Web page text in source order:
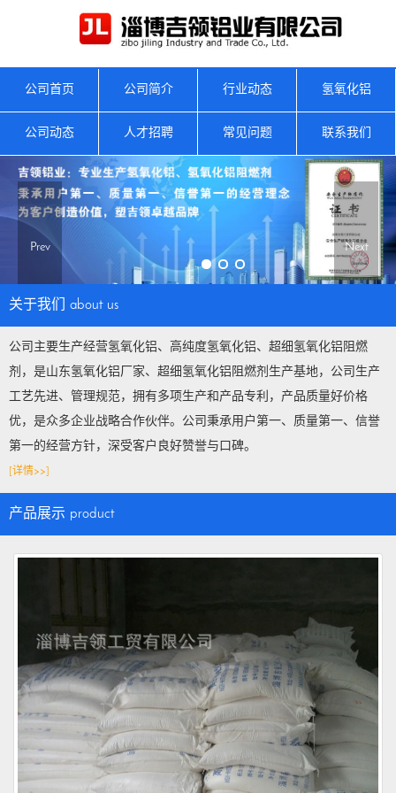
公司首页 公司简介 行业动态 氢氧化铝
公司动态 人才招聘 常见问题 联系我们
Next
Prev
关于我们 about us
公司主要生产经营氢氧化铝、高纯度氢氧化铝、超细氢氧化铝阻燃
剂，是山东氢氧化铝厂家、超细氢氧化铝阻燃剂生产基地，公司生产
工艺先进、管理规范，拥有多项生产和产品专利，产品质量好价格
优，是众多企业战略合作伙伴。公司秉承用户第一、质量第一、信誉
第一的经营方针，深受客户良好赞誉与口碑。
[详情>>]
产品展示 product